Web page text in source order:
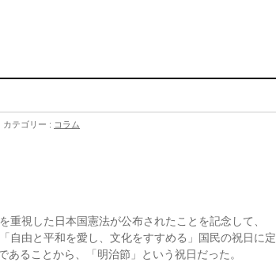
カテゴリー : コラム
重視した日本国憲法が公布されたことを記念して、
自由と平和を愛し、文化をすすめる」国民の祝日に定
ることから、「明治節」という祝日だった。